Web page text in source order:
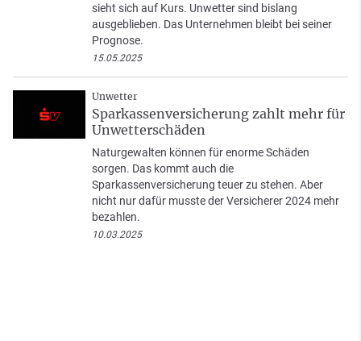
sieht sich auf Kurs. Unwetter sind bislang
ausgeblieben. Das Unternehmen bleibt bei seiner
Prognose.
15.05.2025
Unwetter
Sparkassenversicherung zahlt mehr für
Unwetterschäden
Naturgewalten können für enorme Schäden
sorgen. Das kommt auch die
Sparkassenversicherung teuer zu stehen. Aber
nicht nur dafür musste der Versicherer 2024 mehr
bezahlen.
10.03.2025